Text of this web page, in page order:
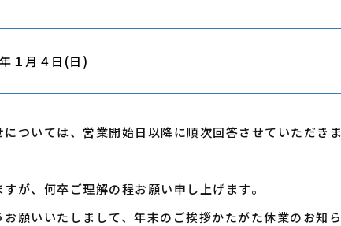
１月４日(日)
ついては、営業開始日以降に順次回答させていただきま
が、何卒ご理解の程お願い申し上げます。
願いいたしまして、年末のご挨拶かたがた休業のお知ら